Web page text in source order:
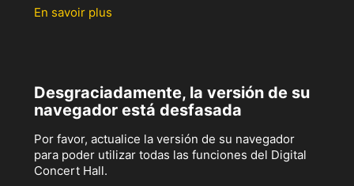
En savoir plus
Desgraciadamente, la versión de su
navegador está desfasada
Por favor, actualice la versión de su navegador
para poder utilizar todas las funciones del Digital
Concert Hall.